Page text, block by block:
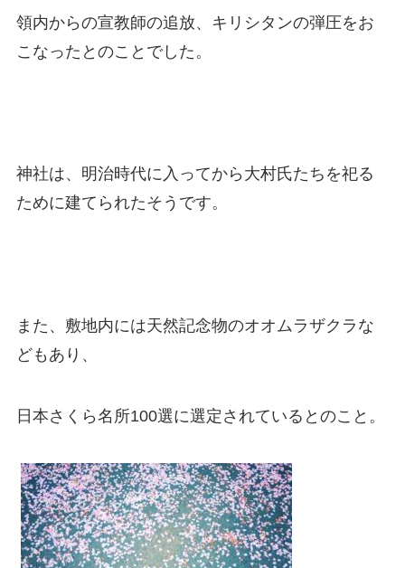
領内からの宣教師の追放、キリシタンの弾圧をお
こなったとのことでした。
神社は、明治時代に入ってから大村氏たちを祀る
ために建てられたそうです。
また、敷地内には天然記念物のオオムラザクラな
どもあり、
日本さくら名所100選に選定されているとのこと。